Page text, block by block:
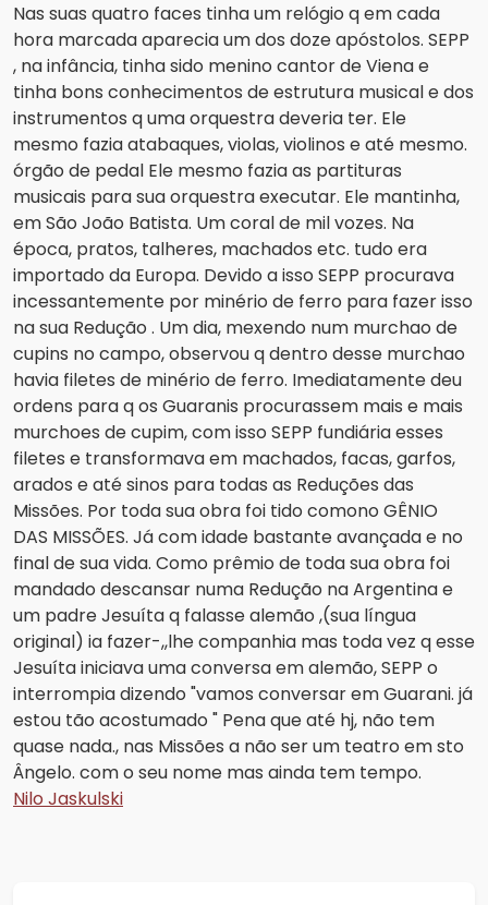
Nas suas quatro faces tinha um relógio q em cada
hora marcada aparecia um dos doze apóstolos. SEPP
, na infância, tinha sido menino cantor de Viena e
tinha bons conhecimentos de estrutura musical e dos
instrumentos q uma orquestra deveria ter. Ele
mesmo fazia atabaques, violas, violinos e até mesmo.
órgão de pedal Ele mesmo fazia as partituras
musicais para sua orquestra executar. Ele mantinha,
em São João Batista. Um coral de mil vozes. Na
época, pratos, talheres, machados etc. tudo era
importado da Europa. Devido a isso SEPP procurava
incessantemente por minério de ferro para fazer isso
na sua Redução . Um dia, mexendo num murchao de
cupins no campo, observou q dentro desse murchao
havia filetes de minério de ferro. Imediatamente deu
ordens para q os Guaranis procurassem mais e mais
murchoes de cupim, com isso SEPP fundiária esses
filetes e transformava em machados, facas, garfos,
arados e até sinos para todas as Reduções das
Missões. Por toda sua obra foi tido comono GÊNIO
DAS MISSÕES. Já com idade bastante avançada e no
final de sua vida. Como prêmio de toda sua obra foi
mandado descansar numa Redução na Argentina e
um padre Jesuíta q falasse alemão ,(sua língua
original) ia fazer-,,lhe companhia mas toda vez q esse
Jesuíta iniciava uma conversa em alemão, SEPP o
interrompia dizendo "vamos conversar em Guarani. já
estou tão acostumado " Pena que até hj, não tem
quase nada., nas Missões a não ser um teatro em sto
Ângelo. com o seu nome mas ainda tem tempo.
Nilo Jaskulski